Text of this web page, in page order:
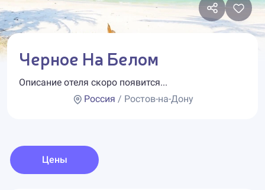
Черное На Белом
Описание отеля скоро появится...
Россия / Ростов-на-Дону
Цены